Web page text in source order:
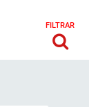
FILTRAR